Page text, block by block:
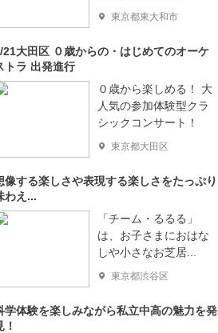
東京都東大和市
21大田区 ０歳からの・はじめてのオーケ
トラ 出発進行
０歳から楽しめる！ 大
人気の参加体験型クラ
シックコンサート！
東京都大田区
像する楽しさや表現する楽しさをたっぷり
わえ...
「チーム・るるる」
は、お子さまにおはな
しや小さなお芝居...
東京都渋谷区
学体験を楽しみながら私立中高の魅力を発
！